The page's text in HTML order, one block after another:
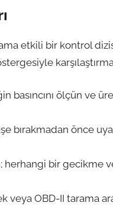
etkili bir kontrol
basıncını ölçün ve
bırakmadan önce
herhangi bir gecikme
OBD-II tarama